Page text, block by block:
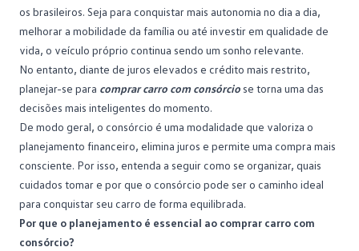
os brasileiros. Seja para conquistar mais autonomia no dia a dia,
melhorar a mobilidade da família ou até investir em qualidade de
vida, o veículo próprio continua sendo um sonho relevante.
No entanto, diante de juros elevados e crédito mais restrito,
planejar-se para comprar carro com consórcio se torna uma das
decisões mais inteligentes do momento.
De modo geral, o consórcio é uma modalidade que valoriza o
planejamento financeiro, elimina juros e permite uma compra mais
consciente. Por isso, entenda a seguir como se organizar, quais
cuidados tomar e por que o consórcio pode ser o caminho ideal
para conquistar seu carro de forma equilibrada.
Por que o planejamento é essencial ao comprar carro com
consórcio?